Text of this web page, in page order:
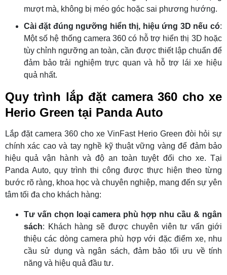
mượt mà, không bị méo góc hoặc sai phương hướng.
Cài đặt đúng ngưỡng hiển thị, hiệu ứng 3D nếu có:
Một số hệ thống camera 360 có hỗ trợ hiển thị 3D hoặc
tùy chỉnh ngưỡng an toàn, cần được thiết lập chuẩn để
đảm bảo trải nghiệm trực quan và hỗ trợ lái xe hiệu
quả nhất.
Quy trình lắp đặt camera 360 cho xe
Herio Green tại Panda Auto
Lắp đặt camera 360 cho xe VinFast Herio Green đòi hỏi sự
chính xác cao và tay nghề kỹ thuật vững vàng để đảm bảo
hiệu quả vận hành và độ an toàn tuyệt đối cho xe. Tại
Panda Auto, quy trình thi công được thực hiện theo từng
bước rõ ràng, khoa học và chuyên nghiệp, mang đến sự yên
tâm tối đa cho khách hàng:
Tư vấn chọn loại camera phù hợp nhu cầu & ngân
sách: Khách hàng sẽ được chuyên viên tư vấn giới
thiệu các dòng camera phù hợp với đặc điểm xe, nhu
cầu sử dụng và ngân sách, đảm bảo tối ưu về tính
năng và hiệu quả đầu tư.